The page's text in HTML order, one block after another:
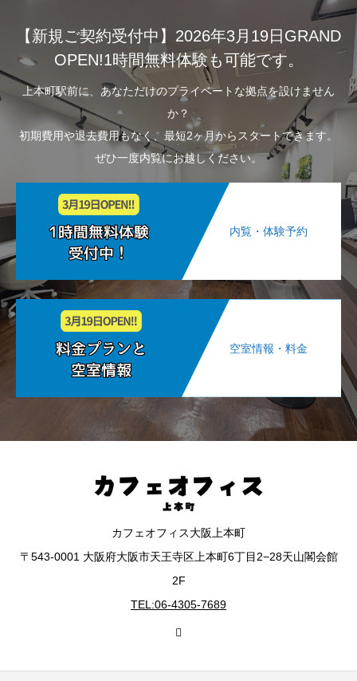
【新規ご契約受付中】2026年3月19日GRAND
OPEN!1時間無料体験も可能です。
上本町駅前に、あなただけのプライベートな拠点を設けません
か？
初期費用や退去費用もなく、最短2ヶ月からスタートできます。
ぜひ一度内覧にお越しください。
内覧・体験予約
空室情報・料金
カフェオフィス大阪上本町
〒543-0001 大阪府大阪市天王寺区上本町6丁目2−28天山閣会館
2F
TEL:06-4305-7689